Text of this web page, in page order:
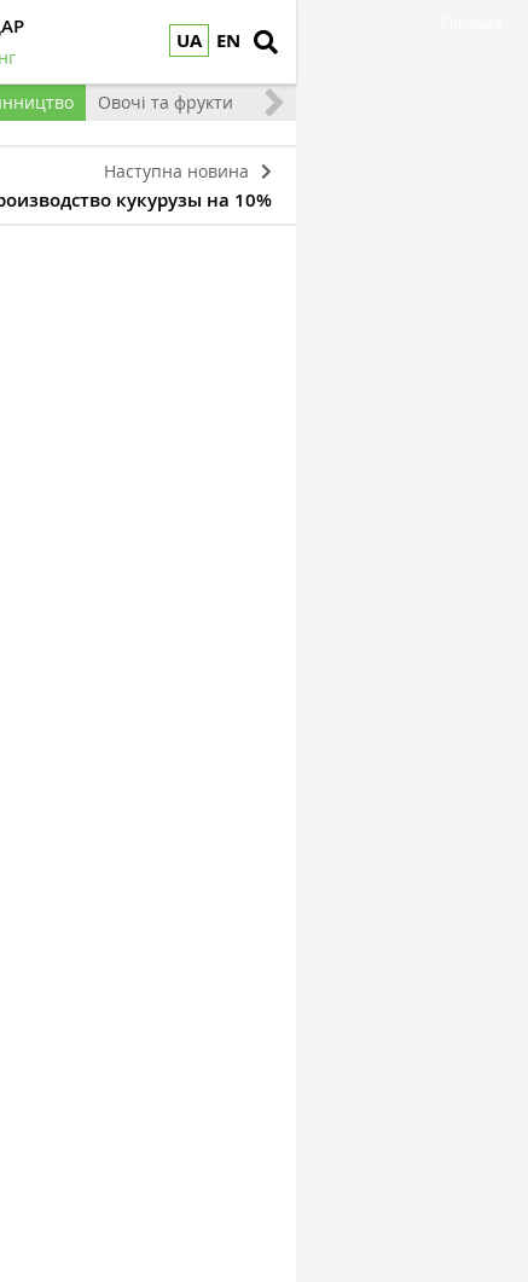
UA EN
Овочі та фрукти
Наступна новина
кукурузы на 10%